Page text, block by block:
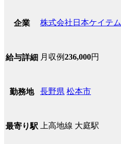
企業 株式会社日本ケイテム
給与詳細 月収例236,000円
勤務地 長野県 松本市
最寄り駅 上高地線 大庭駅